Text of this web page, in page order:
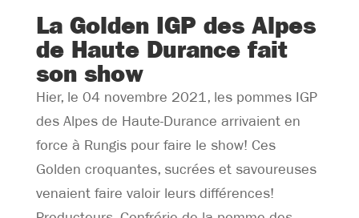
La Golden IGP des Alpes
de Haute Durance fait
son show
Hier, le 04 novembre 2021, les pommes IGP
des Alpes de Haute-Durance arrivaient en
force à Rungis pour faire le show! Ces
Golden croquantes, sucrées et savoureuses
venaient faire valoir leurs différences!